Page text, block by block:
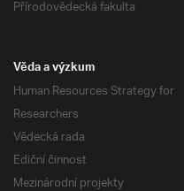
Přírodovědecká fakulta
Věda a výzkum
Human Resources Strategy for
Researchers
Vědecká rada
Ediční činnost
Mezinárodní projekty